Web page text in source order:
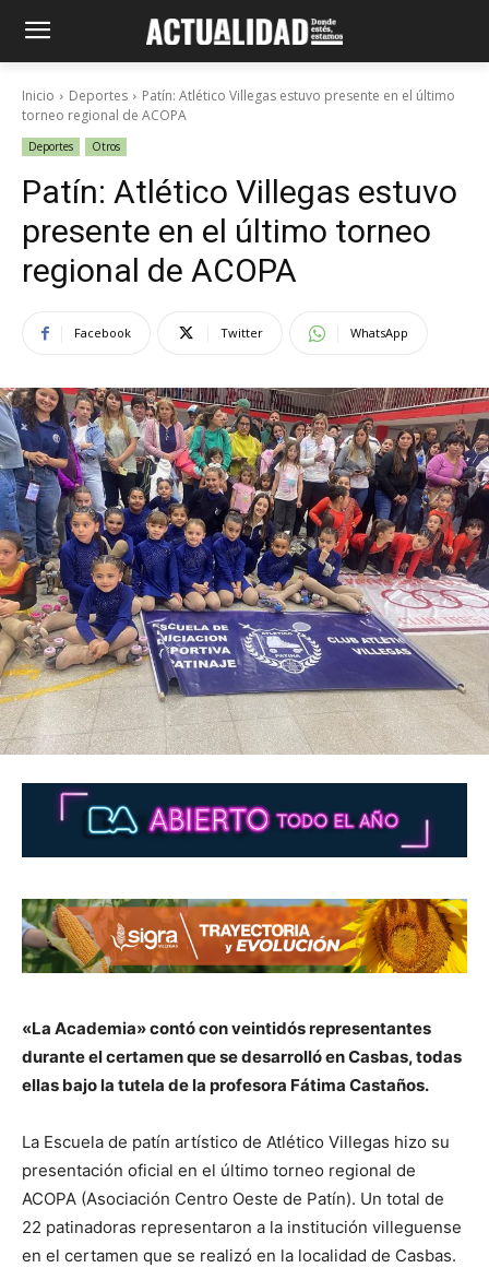
Inicio Deportes
Patín: Atlético Villegas estuvo presente en el último
torneo regional de ACOPA
Deportes Otros
Patín: Atlético Villegas estuvo
presente en el último torneo
regional de ACOPA
Facebook Twitter WhatsApp
«La Academia» contó con veintidós representantes
durante el certamen que se desarrolló en Casbas, todas
ellas bajo la tutela de la profesora Fátima Castaños.
La Escuela de patín artístico de Atlético Villegas hizo su
presentación oficial en el último torneo regional de
ACOPA (Asociación Centro Oeste de Patín). Un total de
22 patinadoras representaron a la institución villeguense
en el certamen que se realizó en la localidad de Casbas.